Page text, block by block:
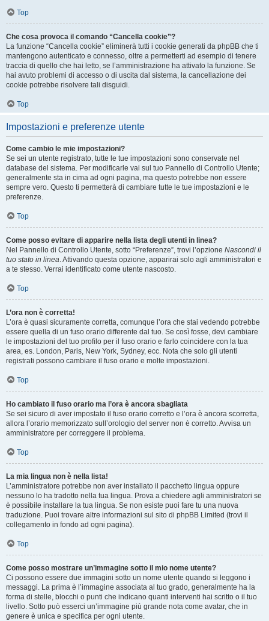
Top
Che cosa provoca il comando “Cancella cookie”?
La funzione “Cancella cookie” eliminerà tutti i cookie generati da phpBB che ti
mantengono autenticato e connesso, oltre a permetterti ad esempio di tenere
traccia di quello che hai letto, se l’amministrazione ha attivato la funzione. Se
hai avuto problemi di accesso o di uscita dal sistema, la cancellazione dei
cookie potrebbe risolvere tali disguidi.
Top
Impostazioni e preferenze utente
Come cambio le mie impostazioni?
Se sei un utente registrato, tutte le tue impostazioni sono conservate nel
database del sistema. Per modificarle vai sul tuo Pannello di Controllo Utente;
generalmente sta in cima ad ogni pagina, ma questo potrebbe non essere
sempre vero. Questo ti permetterà di cambiare tutte le tue impostazioni e le
preferenze.
Top
Come posso evitare di apparire nella lista degli utenti in linea?
Nel Pannello di Controllo Utente, sotto “Preferenze”, trovi l’opzione Nascondi il
tuo stato in linea. Attivando questa opzione, apparirai solo agli amministratori e
a te stesso. Verrai identificato come utente nascosto.
Top
L’ora non è corretta!
L’ora è quasi sicuramente corretta, comunque l’ora che stai vedendo potrebbe
essere quella di un fuso orario differente dal tuo. Se così fosse, devi cambiare
le impostazioni del tuo profilo per il fuso orario e farlo coincidere con la tua
area, es. London, Paris, New York, Sydney, ecc. Nota che solo gli utenti
registrati possono cambiare il fuso orario e molte impostazioni.
Top
Ho cambiato il fuso orario ma l’ora è ancora sbagliata
Se sei sicuro di aver impostato il fuso orario corretto e l’ora è ancora scorretta,
allora l’orario memorizzato sull’orologio del server non è corretto. Avvisa un
amministratore per correggere il problema.
Top
La mia lingua non è nella lista!
L’amministratore potrebbe non aver installato il pacchetto lingua oppure
nessuno lo ha tradotto nella tua lingua. Prova a chiedere agli amministratori se
è possibile installare la tua lingua. Se non esiste puoi fare tu una nuova
traduzione. Puoi trovare altre informazioni sul sito di phpBB Limited (trovi il
collegamento in fondo ad ogni pagina).
Top
Come posso mostrare un’immagine sotto il mio nome utente?
Ci possono essere due immagini sotto un nome utente quando si leggono i
messaggi. La prima è l’immagine associata al tuo grado, generalmente ha la
forma di stelle, blocchi o punti che indicano quanti interventi hai scritto o il tuo
livello. Sotto può esserci un’immagine più grande nota come avatar, che in
genere è unica e specifica per ogni utente.